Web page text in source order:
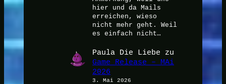
hier und da Mails
erreichen, wieso
nicht mehr geht. Weil
es einfach nicht…
Paula Die Liebe zu
Game Release – MAi
2026
3. Mai 2026